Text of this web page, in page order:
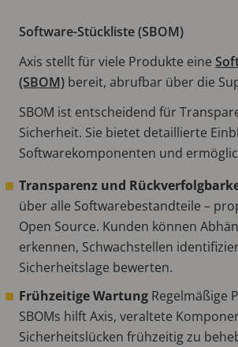
Software-Stückliste (SBOM)
Axis stellt für viele Produkte eine
(SBOM) bereit, abrufbar über die
SBOM ist entscheidend für
Sicherheit. Sie bietet detaillierte
Softwarekomponenten und
Transparenz und
über alle Softwarebestandteile –
Open Source. Kunden können
erkennen, Schwachstellen
Sicherheitslage bewerten.
Frühzeitige Wartung Regelmäßige
SBOMs hilft Axis, veraltete
Sicherheitslücken frühzeitig zu